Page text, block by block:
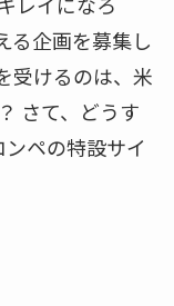
る企画を募集し
受けるのは、米
さて、どうす
ペの特設サイ